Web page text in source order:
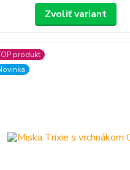
Zvoliť variant
produkt